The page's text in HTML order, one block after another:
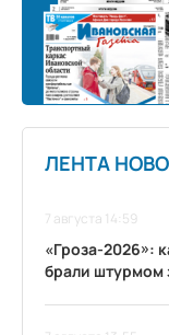
ЛЕНТА
7 августа 14:59
«Гроза-2026»:
брали штурмом